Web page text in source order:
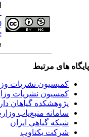
4.0
های مرتبط
کمیسیون نشریات
کمسیون نشریات
پژوهشكده گياهان
سامانه منبع‌ياب
شبكه گياهي ايران
شرکت یکتاوب